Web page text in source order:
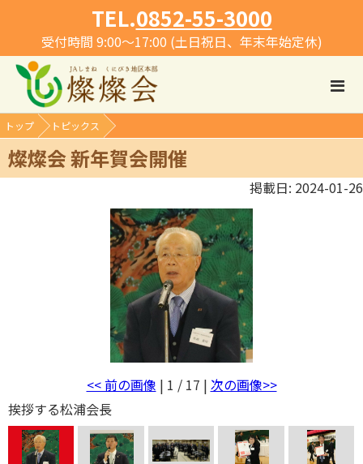
TEL.0852-55-3000
受付時間 9:00～17:00 (土日祝日、年末年始定休)
トップ トピックス
燦燦会 新年賀会開催
掲載日: 2024-01-26
<< 前の画像 | 1 / 17 | 次の画像>>
挨拶する松浦会長